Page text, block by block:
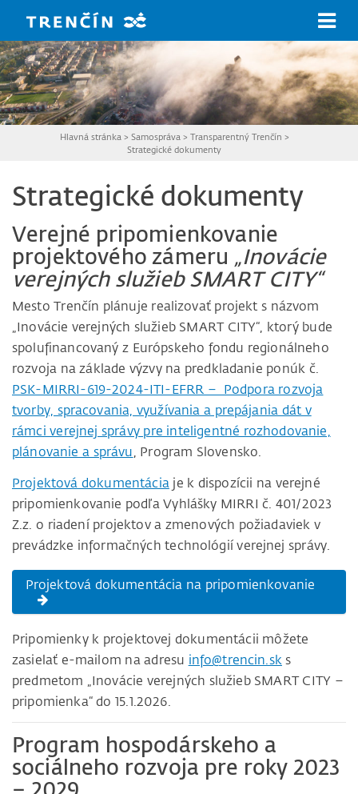
Hlavná stránka > Samospráva > Transparentný Trenčín >
Strategické dokumenty
Strategické dokumenty
Verejné pripomienkovanie
projektového zámeru „Inovácie
verejných služieb SMART CITY“
Mesto Trenčín plánuje realizovať projekt s názvom
„Inovácie verejných služieb SMART CITY“, ktorý bude
spolufinancovaný z Európskeho fondu regionálneho
rozvoja na základe výzvy na predkladanie ponúk č.
PSK-MIRRI-619-2024-ITI-EFRR – Podpora rozvoja
tvorby, spracovania, využívania a prepájania dát v
rámci verejnej správy pre inteligentné rozhodovanie,
plánovanie a správu , Program Slovensko.
Projektová dokumentácia je k dispozícii na verejné
pripomienkovanie podľa Vyhlášky MIRRI č. 401/2023
Z.z. o riadení projektov a zmenových požiadaviek v
prevádzke informačných technológií verejnej správy.
Projektová dokumentácia na pripomienkovanie
Pripomienky k projektovej dokumentácii môžete
zasielať e-mailom na adresu info@trencin.sks
predmetom „Inovácie verejných služieb SMART CITY –
pripomienka“ do 15.1.2026.
Program hospodárskeho a
sociálneho rozvoja pre roky 2023